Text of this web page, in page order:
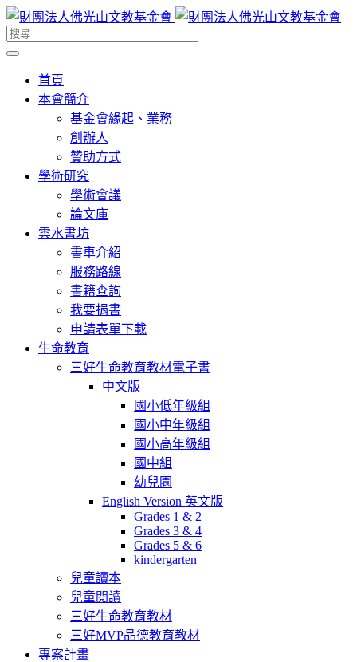
首頁
本會簡介
基金會緣起、業務
創辦人
贊助方式
學術研究
學術會議
論文庫
雲水書坊
書車介紹
服務路線
書籍查詢
我要捐書
申請表單下載
生命教育
三好生命教育教材電子書
中文版
國小低年級組
國小中年級組
國小高年級組
國中組
幼兒園
English Version 英文版
Grades 1 & 2
Grades 3 & 4
Grades 5 & 6
kindergarten
兒童讀本
兒童閱讀
三好生命教育教材
三好MVP品德教育教材
專案計畫